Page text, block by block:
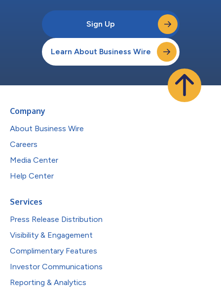
Sign Up
Learn About Business Wire
Company
About Business Wire
Careers
Media Center
Help Center
Services
Press Release Distribution
Visibility & Engagement
Complimentary Features
Investor Communications
Reporting & Analytics